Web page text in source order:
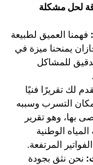
لحل مشكلة
فهمنا العميق لطبيعة
يمنحنا ميزة في
للمشاكل
لك تقريرًا فنيًا
التسرب وسببه
بها، وهو تقرير
الوطنية
المرتفعة.
نحن نثق بجودة